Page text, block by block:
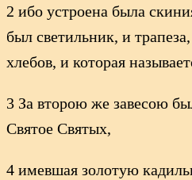
2 ибо устроена была
был светильник, и
хлебов, и которая
3 За второю же завесою
Святое Святых,
4 имевшая золотую